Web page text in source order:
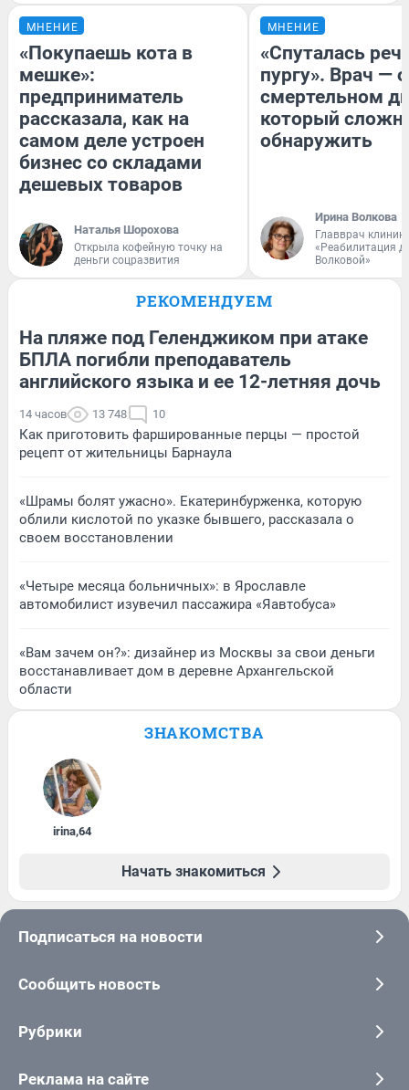
МНЕНИЕ
«Покупаешь кота в
мешке»:
предприниматель
рассказала, как на
самом деле устроен
бизнес со складами
дешевых товаров
Наталья Шорохова
Открыла кофейную точку на
деньги соцразвития
МНЕНИЕ
«Спуталась
пургу». Врач — о
смертельном
который
обнаружить
Ирина Волкова
Главврач
«Реабилитация
Волковой»
РЕКОМЕНДУЕМ
На пляже под Геленджиком при атаке
БПЛА погибли преподаватель
английского языка и ее 12-летняя дочь
14 часов 13 748 10
Как приготовить фаршированные перцы — простой
рецепт от жительницы Барнаула
«Шрамы болят ужасно». Екатеринбурженка, которую
облили кислотой по указке бывшего, рассказала о
своем восстановлении
«Четыре месяца больничных»: в Ярославле
автомобилист изувечил пассажира «Яавтобуса»
«Вам зачем он?»: дизайнер из Москвы за свои деньги
восстанавливает дом в деревне Архангельской
области
ЗНАКОМСТВА
irina,64
Начать знакомиться
Подписаться на новости
Сообщить новость
Рубрики
Реклама на сайте